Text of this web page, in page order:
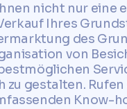
nicht nur eine
Ihres
des
von
gestalten.
Know-